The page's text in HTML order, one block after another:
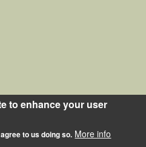
to enhance your user
to us doing so. More info